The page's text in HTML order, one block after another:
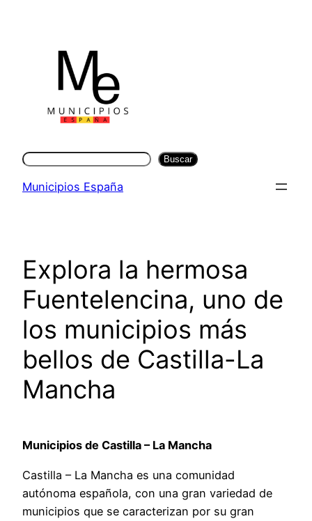
contenido
Buscar Buscar
Municipios España
Explora la hermosa
Fuentelencina, uno de
los municipios más
bellos de Castilla-La
Mancha
Municipios de Castilla – La Mancha
Castilla – La Mancha es una comunidad
autónoma española, con una gran variedad de
municipios que se caracterizan por su gran